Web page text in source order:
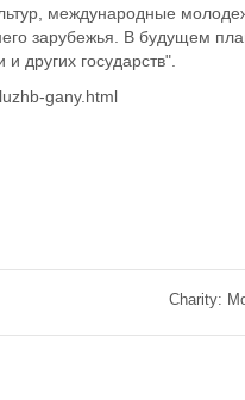
международные
зарубежья. В будущем
других государств".
gany.html
Charity: